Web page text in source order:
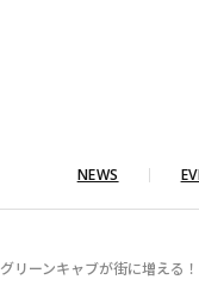
NEWS
グリーンキャブが街に増え